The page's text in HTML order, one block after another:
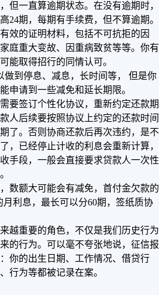
但一直算逾期状态。在没有逾期时，
24期，每期有手续费，但不算逾期。
效的证明材料，包括不可抗拒的因
庭重大变故、因重病致贫等等。你有
能取得招行的同情认可。
做到停息、减息，长时间等， 但是你
申请到一些减免和延长期限。
要签订个性化协议，重新约定还款期
人后续要按照协议上约定的还款时间
了。否则协商还款后再次违约，是不
，已经停止计收的利息会重新计算，
手段，一般会直接要求贷款人一次性
数额大可能会有减免，首付金欠款的
月利息，最长可以分60期，签纸质协
越重要的角色，不仅是我们历史行为
的行为。可以毫不夸张地说，征信报
你的出生日期、工作情况、借贷行
行为等都被记录在案。